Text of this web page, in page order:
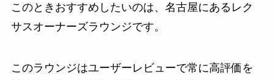
このときおすすめしたいのは、名古屋にあるレク
サスオーナーズラウンジです。
このラウンジはユーザーレビューで常に高評価を